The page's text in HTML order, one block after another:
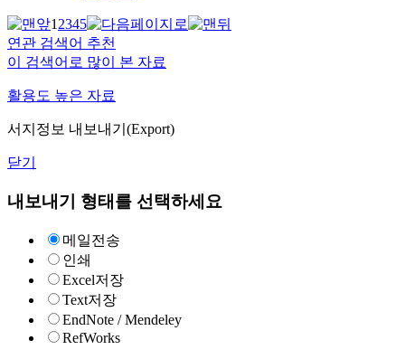
12345
연관 검색어 추천
이 검색어로 많이 본 자료
활용도 높은 자료
서지정보 내보내기(Export)
닫기
내보내기 형태를 선택하세요
메일전송
인쇄
Excel저장
Text저장
EndNote / Mendeley
RefWorks